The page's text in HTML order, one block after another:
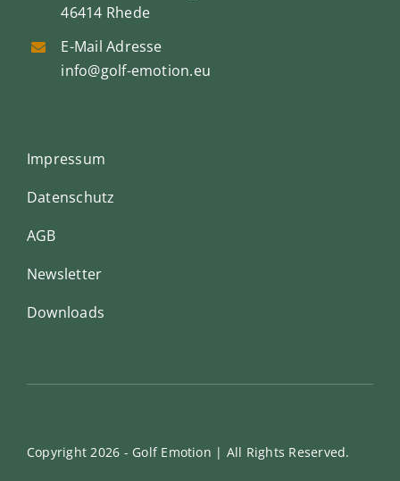
46414 Rhede
E-Mail Adresse
info@golf-emotion.eu
Impressum
Datenschutz
AGB
Newsletter
Downloads
Copyright2026 - Golf Emotion | All Rights Reserved.